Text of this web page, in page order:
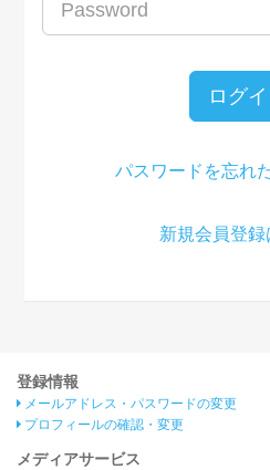
ログ
パスワードを忘れ
新規会員登録
登録情報
メールアドレス・パスワードの変更
プロフィールの確認・変更
メディアサービス